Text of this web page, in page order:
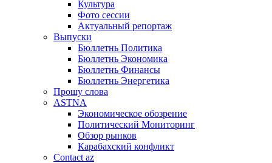
Культура
Фото сессии
Актуальный репортаж
Выпуски
Бюллетнь Политика
Бюллетнь Экономика
Бюллетнь Финансы
Бюллетнь Энергетика
Прошу слова
ASTNA
Экономическое обозрение
Политический Мониторинг
Обзор рынков
Карабахский конфликт
Contact az